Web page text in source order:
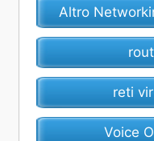
Altro
reti
Voice